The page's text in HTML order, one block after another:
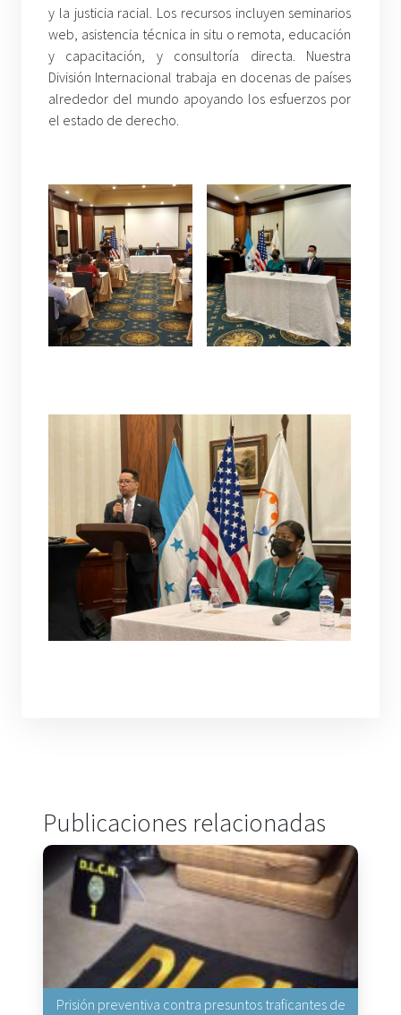
y la justicia racial. Los recursos incluyen seminarios
web, asistencia técnica in situ o remota, educación
y capacitación, y consultoría directa. Nuestra
División Internacional trabaja en docenas de países
alrededor del mundo apoyando los esfuerzos por
el estado de derecho.
Publicaciones relacionadas
Prisión preventiva contra presuntos traficantes de